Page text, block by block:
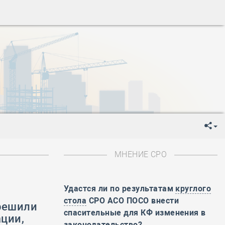
День Государственного флага Российской Федерации
-День знаний
День сотрудника органов внутренних дел РФ
День полного освобождения Ленинграда от фашистской
Весны и Труда
Победы!
День Государственного флага Российской Федерации
День полного освобождения Ленинграда от фашистской
Весны и Труда
Победы!
МНЕНИЕ СРО
Удастся ли по результатам круглого
стола СРО АСО ПОСО внести
спасительные для КФ изменения в